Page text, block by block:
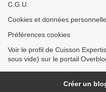
C.G.U.
Cookies et données
Préférences cookies
Voir le profil de Cuisson
sous vide) sur le portail
Créer un